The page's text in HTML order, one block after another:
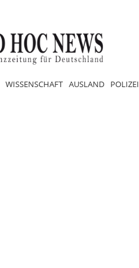
WISSENSCHAFT AUSLAND POLIZEI